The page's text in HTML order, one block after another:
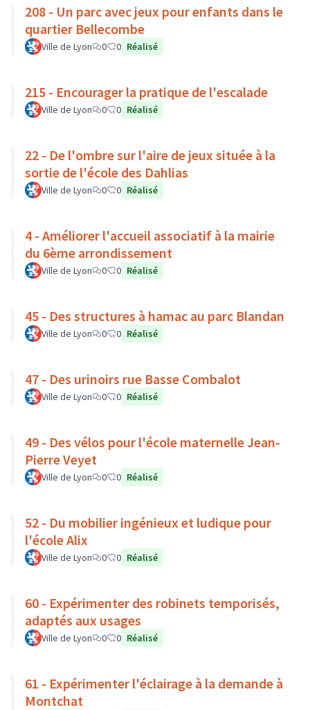
208 - Un parc avec jeux pour enfants dans le
quartier Bellecombe
Ville de Lyon 0 0 Réalisé
215 - Encourager la pratique de l'escalade
Ville de Lyon 0 0 Réalisé
22 - De l'ombre sur l'aire de jeux située à la
sortie de l'école des Dahlias
Ville de Lyon 0 0 Réalisé
4 - Améliorer l'accueil associatif à la mairie
du 6ème arrondissement
Ville de Lyon 0 0 Réalisé
45 - Des structures à hamac au parc Blandan
Ville de Lyon 0 0 Réalisé
47 - Des urinoirs rue Basse Combalot
Ville de Lyon 0 0 Réalisé
49 - Des vélos pour l'école maternelle Jean-
Pierre Veyet
Ville de Lyon 0 0 Réalisé
52 - Du mobilier ingénieux et ludique pour
l'école Alix
Ville de Lyon 0 0 Réalisé
60 - Expérimenter des robinets temporisés,
adaptés aux usages
Ville de Lyon 0 0 Réalisé
61 - Expérimenter l'éclairage à la demande à
Montchat